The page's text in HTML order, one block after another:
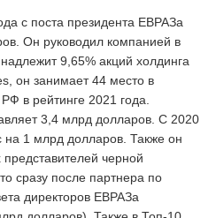
с поста президента ЕВРАЗа
Он руководил компанией в
9,65% акций холдинга
он занимает 44 место в
в рейтинге 2021 года.
3,4 млрд долларов. С 2020
на 1 млрд долларов. Также он
представителей черной
сразу после партнера по
директоров ЕВРАЗа